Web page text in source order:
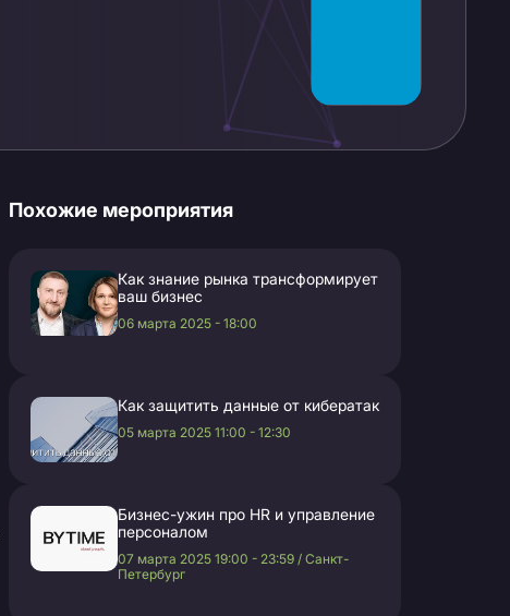
Похожие мероприятия
Как знание рынка трансформирует
ваш бизнес
06 марта 2025 - 18:00
Как защитить данные от кибератак
05 марта 2025 11:00 - 12:30
Бизнес-ужин про HR и управление
персоналом
07 марта 2025 19:00 - 23:59 / Санкт-
Петербург